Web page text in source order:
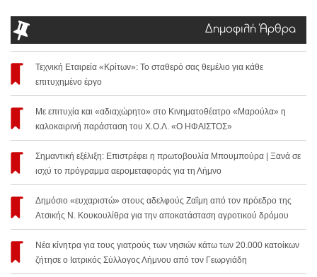
Δημοφιλή Άρθρα
Τεχνική Εταιρεία «Κρίτων»: Το σταθερό σας θεμέλιο για κάθε
επιτυχημένο έργο
Με επιτυχία και «αδιαχώρητο» στο Κινηματοθέατρο «Μαρούλα» η
καλοκαιρινή παράσταση του Χ.Ο.Λ. «Ο ΗΦΑΙΣΤΟΣ»
Σημαντική εξέλιξη: Επιστρέφει η πρωτοβουλία Μπουμπούρα | Ξανά σε
ισχύ το πρόγραμμα αερομεταφοράς για τη Λήμνο
Δημόσιο «ευχαριστώ» στους αδελφούς Ζαΐμη από τον πρόεδρο της
Ατσικής Ν. Κουκουλίθρα για την αποκατάσταση αγροτικού δρόμου
Νέα κίνητρα για τους γιατρούς των νησιών κάτω των 20.000 κατοίκων
ζήτησε ο Ιατρικός Σύλλογος Λήμνου από τον Γεωργιάδη